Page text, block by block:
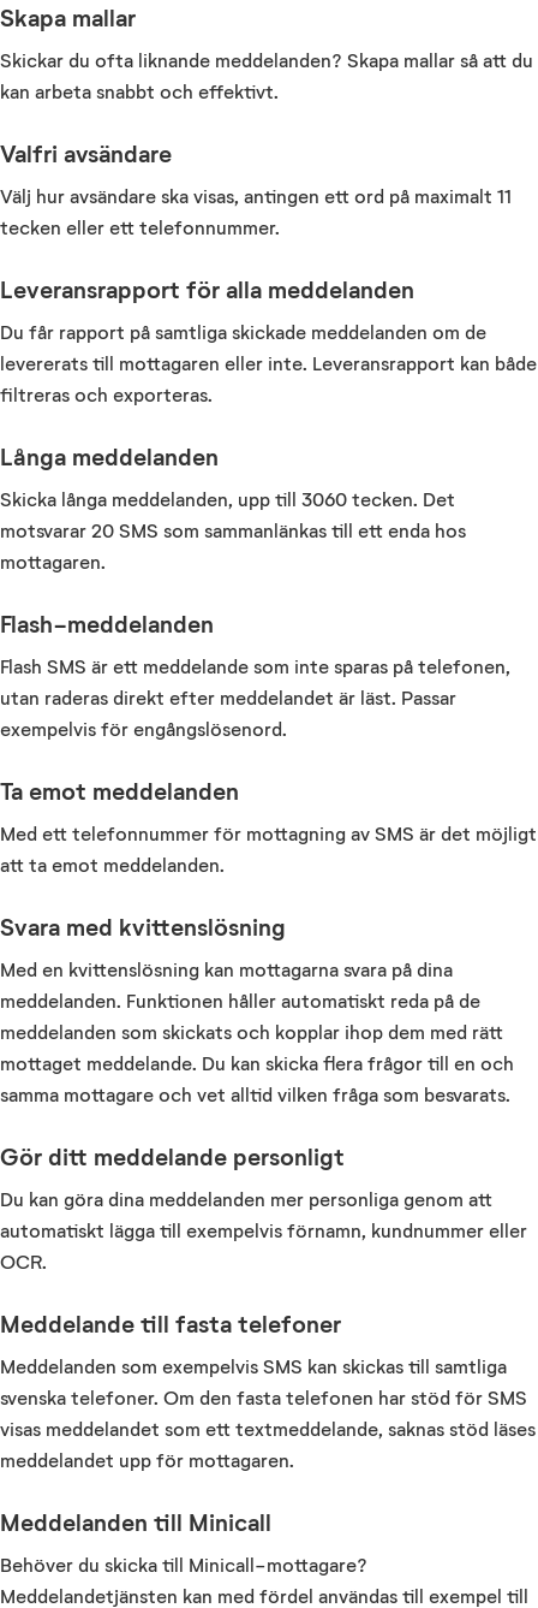
Skapa mallar
Skickar du ofta liknande meddelanden? Skapa mallar så att du
kan arbeta snabbt och effektivt.
Valfri avsändare
Välj hur avsändare ska visas, antingen ett ord på maximalt 11
tecken eller ett telefonnummer.
Leveransrapport för alla meddelanden
Du får rapport på samtliga skickade meddelanden om de
levererats till mottagaren eller inte. Leveransrapport kan både
filtreras och exporteras.
Långa meddelanden
Skicka långa meddelanden, upp till 3060 tecken. Det
motsvarar 20 SMS som sammanlänkas till ett enda hos
mottagaren.
Flash-meddelanden
Flash SMS är ett meddelande som inte sparas på telefonen,
utan raderas direkt efter meddelandet är läst. Passar
exempelvis för engångslösenord.
Ta emot meddelanden
Med ett telefonnummer för mottagning av SMS är det möjligt
att ta emot meddelanden.
Svara med kvittenslösning
Med en kvittenslösning kan mottagarna svara på dina
meddelanden. Funktionen håller automatiskt reda på de
meddelanden som skickats och kopplar ihop dem med rätt
mottaget meddelande. Du kan skicka flera frågor till en och
samma mottagare och vet alltid vilken fråga som besvarats.
Gör ditt meddelande personligt
Du kan göra dina meddelanden mer personliga genom att
automatiskt lägga till exempelvis förnamn, kundnummer eller
OCR.
Meddelande till fasta telefoner
Meddelanden som exempelvis SMS kan skickas till samtliga
svenska telefoner. Om den fasta telefonen har stöd för SMS
visas meddelandet som ett textmeddelande, saknas stöd läses
meddelandet upp för mottagaren.
Meddelanden till Minicall
Behöver du skicka till Minicall-mottagare?
Meddelandetjänsten kan med fördel användas till exempel till